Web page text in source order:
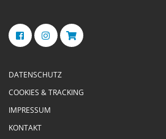
DATENSCHUTZ
COOKIES & TRACKING
IMPRESSUM
KONTAKT